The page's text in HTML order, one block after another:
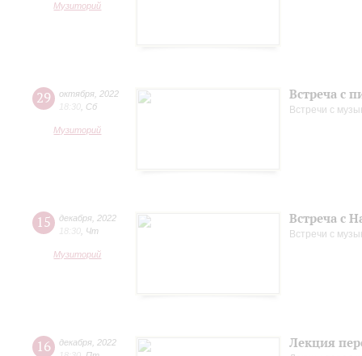
Музиторий
29 октября 2022
18:30 Сб
Музиторий
Встреча с
Встречи с
15 декабря 2022
18:30 Чт
Музиторий
Встреча с
Встречи с
16 декабря 2022
Лекция